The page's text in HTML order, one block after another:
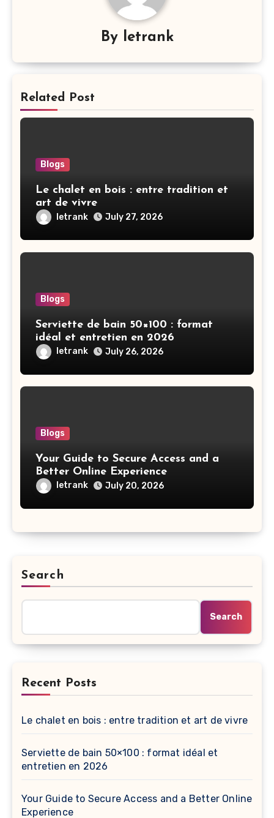
By letrank
Related Post
Blogs
Le chalet en bois : entre tradition et
art de vivre
letrank July 27, 2026
Blogs
Serviette de bain 50×100 : format
idéal et entretien en 2026
letrank July 26, 2026
Blogs
Your Guide to Secure Access and a
Better Online Experience
letrank July 20, 2026
Search
Search
Recent Posts
Le chalet en bois : entre tradition et art de vivre
Serviette de bain 50×100 : format idéal et
entretien en 2026
Your Guide to Secure Access and a Better Online
Experience